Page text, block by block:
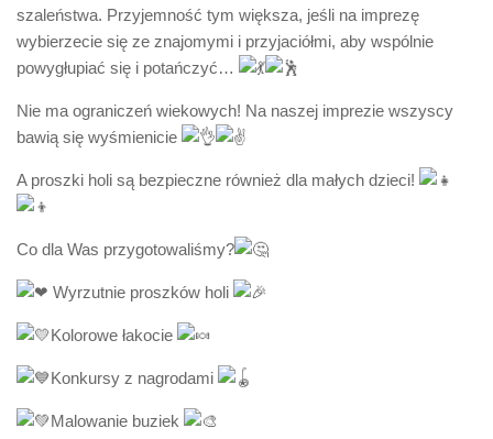
szaleństwa. Przyjemność tym większa, jeśli na imprezę
wybierzecie się ze znajomymi i przyjaciółmi, aby wspólnie
powygłupiać się i potańczyć…
Nie ma ograniczeń wiekowych! Na naszej imprezie wszyscy
bawią się wyśmienicie
A proszki holi są bezpieczne również dla małych dzieci!
Co dla Was przygotowaliśmy?
Wyrzutnie proszków holi
Kolorowe łakocie
Konkursy z nagrodami
Malowanie buziek